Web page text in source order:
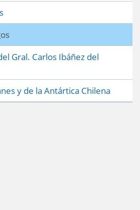
Gral. Carlos Ibáñez del
y de la Antártica Chilena